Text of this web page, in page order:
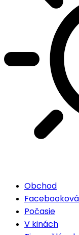
Obchod
Počasie
V kinách